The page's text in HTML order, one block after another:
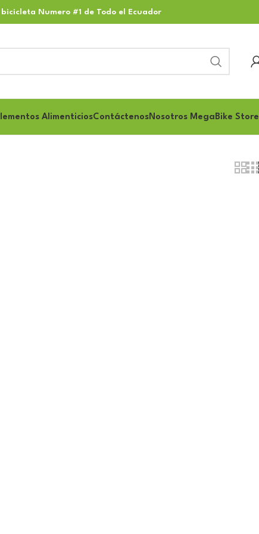
Numero #1 de Todo el Ecuador
AlimenticiosContáctenosNosotros MegaBike Store